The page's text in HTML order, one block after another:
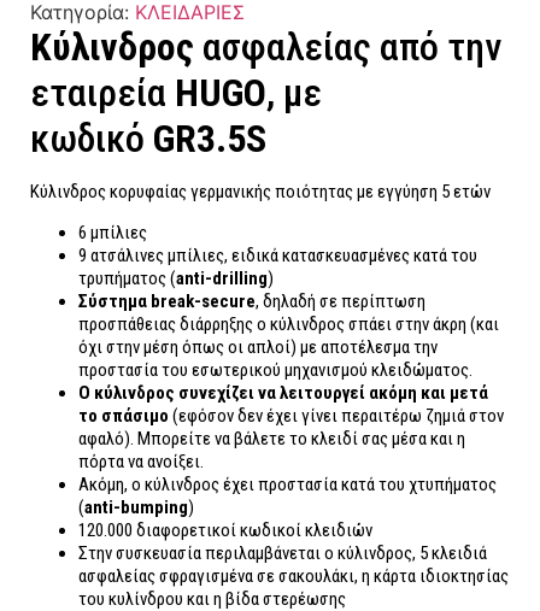
Κατηγορία: ΚΛΕΙΔΑΡΙΕΣ
Κύλινδρος ασφαλείας από την
εταιρεία HUGO, με
κωδικό GR3.5S
Κύλινδρος κορυφαίας γερμανικής ποιότητας με εγγύηση 5 ετών
6 μπίλιες
9 ατσάλινες μπίλιες, ειδικά κατασκευασμένες κατά του
τρυπήματος (anti-drilling)
Σύστημα break-secure, δηλαδή σε περίπτωση
προσπάθειας διάρρηξης ο κύλινδρος σπάει στην άκρη (και
όχι στην μέση όπως οι απλοί) με αποτέλεσμα την
προστασία του εσωτερικού μηχανισμού κλειδώματος.
Ο κύλινδρος συνεχίζει να λειτουργεί ακόμη και μετά
το σπάσιμο (εφόσον δεν έχει γίνει περαιτέρω ζημιά στον
αφαλό). Μπορείτε να βάλετε το κλειδί σας μέσα και η
πόρτα να ανοίξει.
Ακόμη, ο κύλινδρος έχει προστασία κατά του χτυπήματος
(anti-bumping)
120.000 διαφορετικοί κωδικοί κλειδιών
Στην συσκευασία περιλαμβάνεται ο κύλινδρος, 5 κλειδιά
ασφαλείας σφραγισμένα σε σακουλάκι, η κάρτα ιδιοκτησίας
του κυλίνδρου και η βίδα στερέωσης